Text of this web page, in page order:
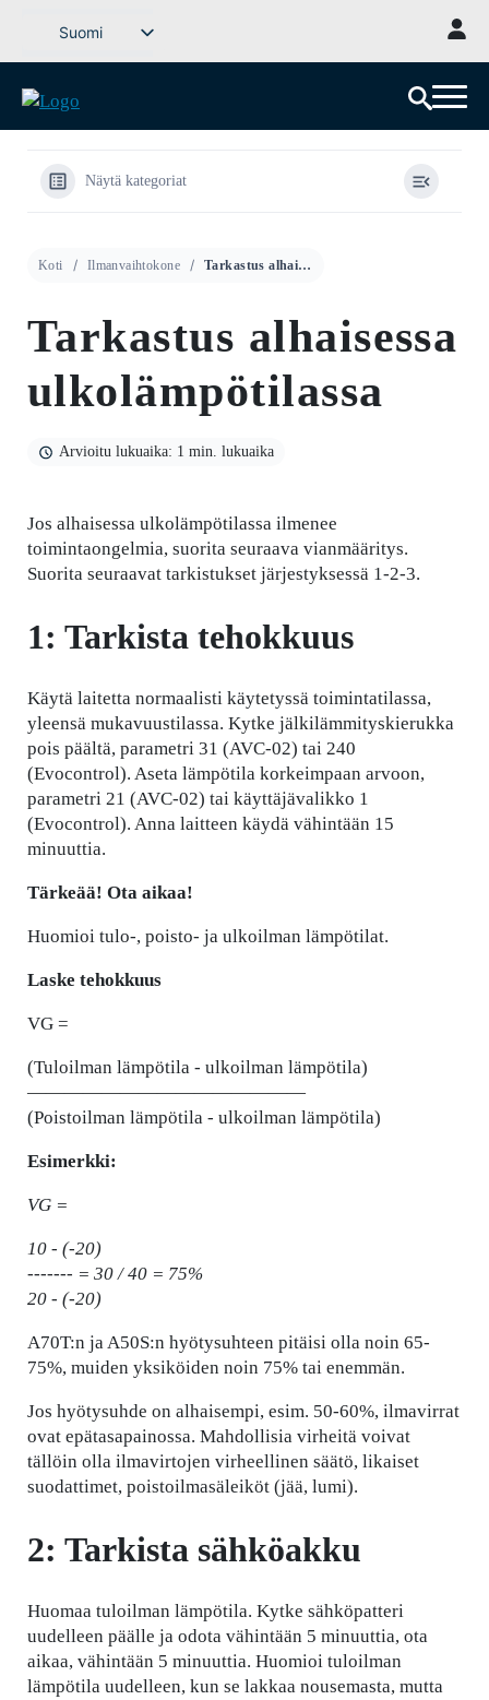
Suomi
Svenska
English (UK)
Dansk
Lietuvių kalba
Näytä kategoriat
Koti Ilmanvaihtokone Tarkastus alhaisessa ulkolämpötilassa
Tarkastus alhaisessa
ulkolämpötilassa
Arvioitu lukuaika: 1 min. lukuaika
Jos alhaisessa ulkolämpötilassa ilmenee
toimintaongelmia, suorita seuraava vianmääritys.
Suorita seuraavat tarkistukset järjestyksessä 1-2-3.
1: Tarkista tehokkuus
Käytä laitetta normaalisti käytetyssä toimintatilassa,
yleensä mukavuustilassa. Kytke jälkilämmityskierukka
pois päältä, parametri 31 (AVC-02) tai 240
(Evocontrol). Aseta lämpötila korkeimpaan arvoon,
parametri 21 (AVC-02) tai käyttäjävalikko 1
(Evocontrol). Anna laitteen käydä vähintään 15
minuuttia.
Tärkeää! Ota aikaa!
Huomioi tulo-, poisto- ja ulkoilman lämpötilat.
Laske tehokkuus
VG =
(Tuloilman lämpötila - ulkoilman lämpötila)
———————————————
(Poistoilman lämpötila - ulkoilman lämpötila)
Esimerkki:
VG =
10 - (-20)
------- = 30 / 40 = 75%
20 - (-20)
A70T:n ja A50S:n hyötysuhteen pitäisi olla noin 65-
75%, muiden yksiköiden noin 75% tai enemmän.
Jos hyötysuhde on alhaisempi, esim. 50-60%, ilmavirrat
ovat epätasapainossa. Mahdollisia virheitä voivat
tällöin olla ilmavirtojen virheellinen säätö, likaiset
suodattimet, poistoilmasäleiköt (jää, lumi).
2: Tarkista sähköakku
Huomaa tuloilman lämpötila. Kytke sähköpatteri
uudelleen päälle ja odota vähintään 5 minuuttia, ota
aikaa, vähintään 5 minuuttia. Huomioi tuloilman
lämpötila uudelleen, kun se lakkaa nousemasta, mutta